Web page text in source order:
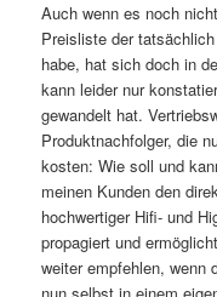
Auch wenn es noch
Preisliste der
habe, hat sich doch in
kann leider nur
gewandelt hat.
Produktnachfolger, die
kosten: Wie soll und
meinen Kunden den
hochwertiger Hifi- und
propagiert und
weiter empfehlen, wenn